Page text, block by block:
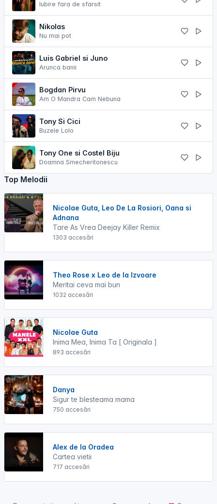
Iubire fara de sfarsit
Nikolas
Nu mai pot
Luis Gabriel si Juno
Arunca banii
Bogdan Pirvu
Am O Mandra Cam Nebuna
Tony Si Cici
Buzele Lolo
Tony One si Costel Biju
Doamna Smecheritonescu
Top Melodii
Nicolae Guta, Leo De La Rosiori, Oana si
Adnana
Tare As Vrea Deejay Killer Remix
1303 accesări
Theo Rose x Leo de la Izvoare
Meritai ceva mai bun
1032 accesări
Nicolae Guta
Inima Mea, Inima Ta [ Originala ]
893 accesări
Danya
Sigur te blesteama mama
750 accesări
Alex de la Oradea
Cartea vietii
717 accesări